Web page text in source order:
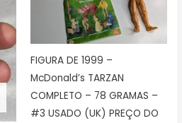
FIGURA DE 1999 –
McDonald’s TARZAN
COMPLETO – 78 GRAMAS –
#3 USADO (UK) PREÇO DO